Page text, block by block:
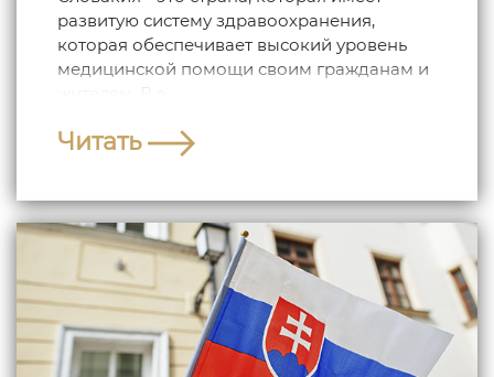
развитую систему здравоохранения,
которая обеспечивает высокий уровень
медицинской помощи своим гражданам и
жителям. В э...
Читать